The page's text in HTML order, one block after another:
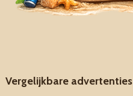
Vergelijkbare advertenties